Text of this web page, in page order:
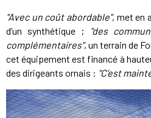
"Avec un coût abordable", met en
d’un synthétique ;
"des
complémentaires", un terrain de
cet équipement est financé à
des dirigeants ornais : "C’est